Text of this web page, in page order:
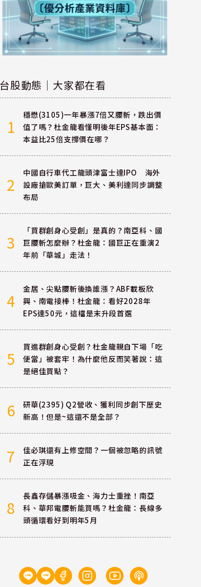
台股動態｜大家都在看
1
穩懋(3105)一年暴漲7倍又腰斬，跌出價
值了嗎？杜金龍看懂明後年EPS基本面：
本益比25倍支撐價在哪？
2
中國自行車代工龍頭津富士達IPO 海外
設廠搶歐美訂單，巨大、美利達同步調整
布局
3
「買群創身心受創」是真的？南亞科、國
巨腰斬怎麼辦？杜金龍：國巨正在重演2
年前「華城」走法！
4
金居、尖點腰斬後換誰漲？ABF載板欣
興、南電接棒！杜金龍：看好2028年
EPS達50元，這檔是末升段首選
5
買進群創身心受創？杜金龍親自下場「吃
便當」被套牢！為什麼他反而笑著說：這
是絕佳買點？
6
研華(2395) Q2營收、獲利同步創下歷史
新高！但是~這還不是全部？
7
佳必琪還有上修空間？一個被忽略的訊號
正在浮現
8
長鑫存儲暴漲吸金、海力士重挫！南亞
科、華邦電腰斬能買嗎？杜金龍：長線多
頭循環看好到明年5月